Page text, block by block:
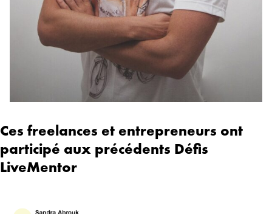
Ces freelances et entrepreneurs ont
participé aux précédents Défis
LiveMentor